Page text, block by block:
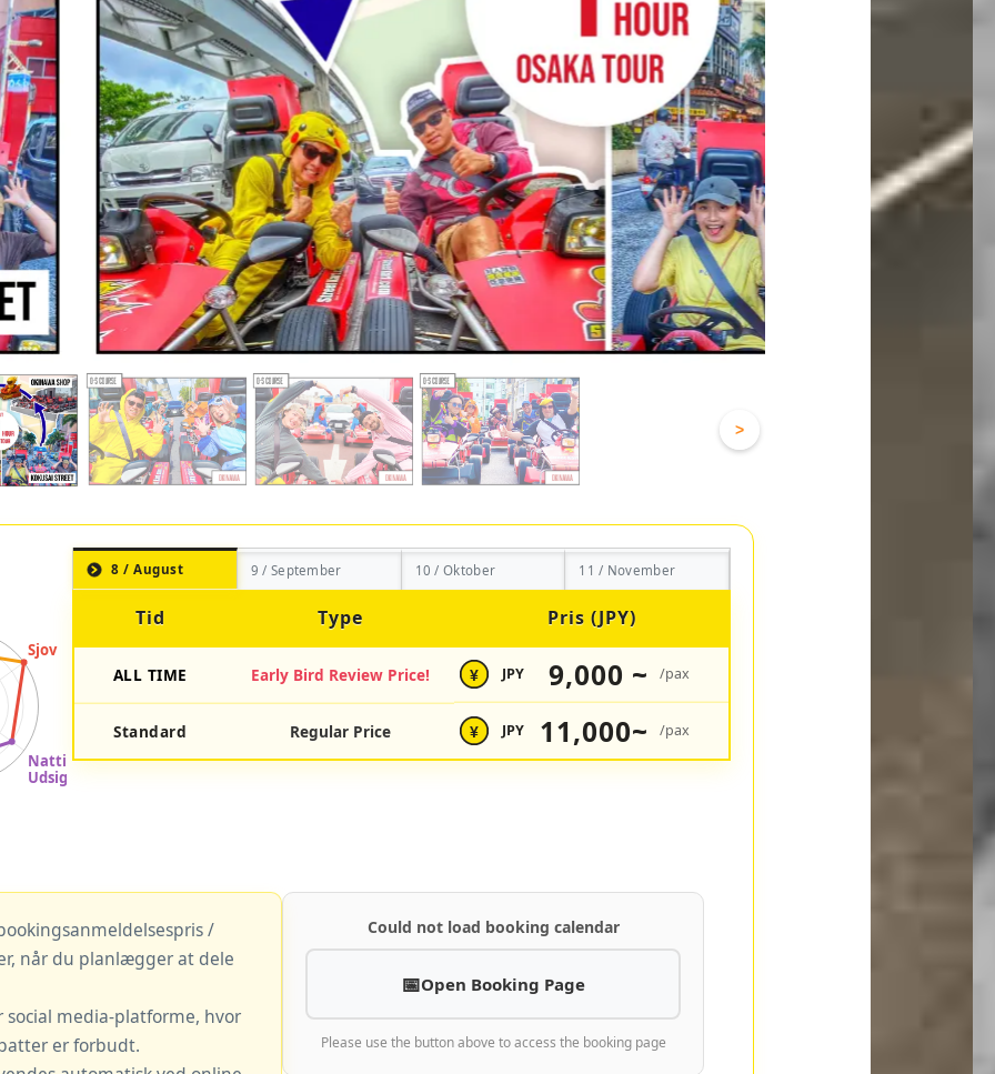
>
8 / August 9 / September 10 / Oktober 11 / November
Tid Type Pris (JPY)
ALL TIME Early Bird Review Price! ¥ JPY 9,000 ~ /pax
Standard Regular Price ¥ JPY 11,000~ /pax
/
når du planlægger at dele
media-platforme, hvor
er forbudt.
Could not load booking calendar
Open Booking Page
Please use the button above to access the booking page